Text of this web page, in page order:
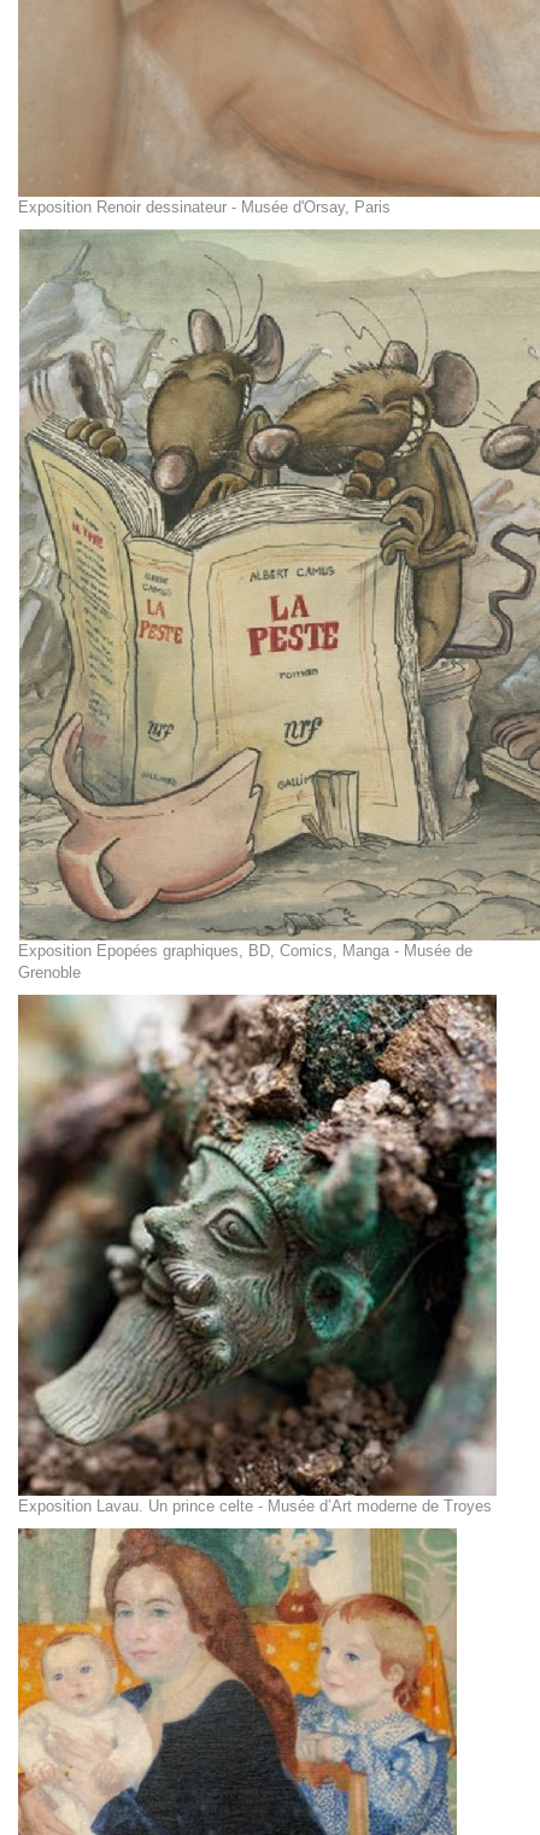
Exposition Renoir dessinateur - Musée d'Orsay, Paris
Exposition Epopées graphiques, BD, Comics, Manga - Musée de
Grenoble
Exposition Lavau. Un prince celte - Musée d’Art moderne de Troyes